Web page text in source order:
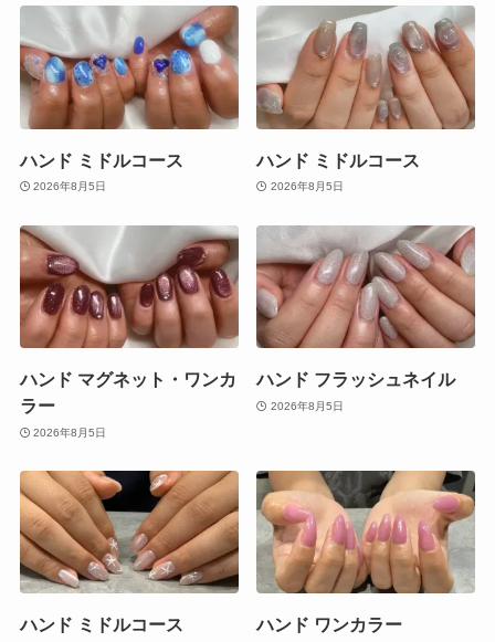
ハンド ミドルコース
2026年8月5日
ハンド ミドルコース
2026年8月5日
ハンド マグネット・ワンカ
ラー
2026年8月5日
ハンド フラッシュネイル
2026年8月5日
ハンド ミドルコース ハンド ワンカラー